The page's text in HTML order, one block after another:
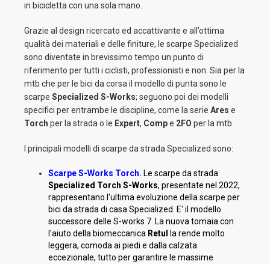
in bicicletta con una sola mano.
Grazie al design ricercato ed accattivante e all’ottima
qualità dei materiali e delle finiture, le scarpe Specialized
sono diventate in brevissimo tempo un punto di
riferimento per tutti i ciclisti, professionisti e non. Sia per la
mtb che per le bici da corsa il modello di punta sono le
scarpe Specialized S-Works; seguono poi dei modelli
specifici per entrambe le discipline, come la serie Ares e
Torch per la strada o le Expert, Compe 2FO per la mtb.
I principali modelli di scarpe da strada Specialized sono:
Scarpe S-Works Torch. Le scarpe da strada
Specialized Torch S-Works, presentate nel 2022,
rappresentano l'ultima evoluzione della scarpe per
bici da strada di casa Specialized. E' il modello
successore delle S-works 7. La nuova tomaia con
l'aiuto della biomeccanica Retul
la rende molto
leggera, comoda ai piedi e dalla calzata
eccezionale, tutto per garantire le massime